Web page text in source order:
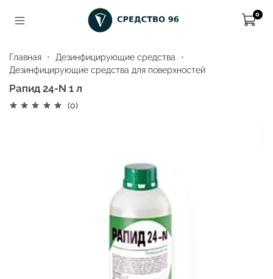
0
Главная
Дезинфицирующие средства
Дезинфицирующие средства для поверхностей
Рапид 24-N 1 л
(0)